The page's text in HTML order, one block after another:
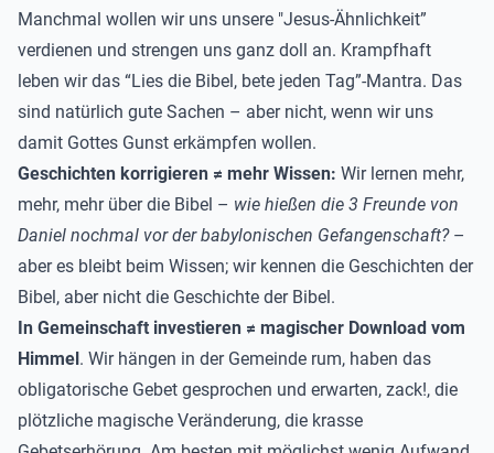
Manchmal wollen wir uns unsere "Jesus-Ähnlichkeit”
verdienen und strengen uns ganz doll an. Krampfhaft
leben wir das “Lies die Bibel, bete jeden Tag”-Mantra. Das
sind natürlich gute Sachen – aber nicht, wenn wir uns
damit Gottes Gunst erkämpfen wollen.
Geschichten korrigieren ≠ mehr Wissen: Wir lernen mehr,
mehr, mehr über die Bibel – wie hießen die 3 Freunde von
Daniel nochmal vor der babylonischen Gefangenschaft?–
aber es bleibt beim Wissen; wir kennen die Geschichten der
Bibel, aber nicht die Geschichte der Bibel.
In Gemeinschaft investieren ≠ magischer Download vom
Himmel. Wir hängen in der Gemeinde rum, haben das
obligatorische Gebet gesprochen und erwarten, zack!, die
plötzliche magische Veränderung, die krasse